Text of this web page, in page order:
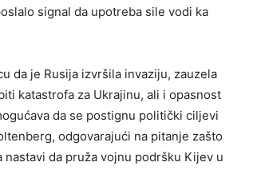
signal da upotreba sile vodi ka
da je Rusija izvršila invaziju, zauzela
katastrofa za Ukrajinu, ali i opasnost
da se postignu politički ciljevi
odgovarajući na pitanje zašto
da pruža vojnu podršku Kijev u